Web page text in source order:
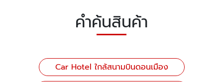
คำค้นสินค้า
Car Hotel ใกล้สนามบินดอนเมือง